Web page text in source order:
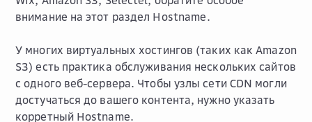
внимание на этот раздел Hostname.
У многих виртуальных хостингов (таких как Amazon
S3) есть практика обслуживания нескольких сайтов
с одного веб-сервера. Чтобы узлы сети CDN могли
достучаться до вашего контента, нужно указать
корретный Hostname.